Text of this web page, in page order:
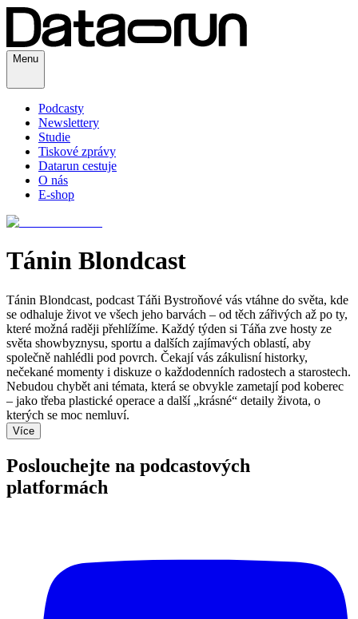
Menu
Podcasty
Newslettery
Studie
Tiskové zprávy
Datarun cestuje
O nás
E-shop
Tánin Blondcast
Tánin Blondcast, podcast Táňi Bystroňové vás vtáhne do světa, kde
se odhaluje život ve všech jeho barvách – od těch zářivých až po ty,
které možná raději přehlížíme. Každý týden si Táňa zve hosty ze
světa showbyznysu, sportu a dalších zajímavých oblastí, aby
společně nahlédli pod povrch. Čekají vás zákulisní historky,
nečekané momenty i diskuze o každodenních radostech a starostech.
Nebudou chybět ani témata, která se obvykle zametají pod koberec
– jako třeba plastické operace a další „krásné“ detaily života, o
kterých se moc nemluví.
Více
Poslouchejte na podcastových
platformách